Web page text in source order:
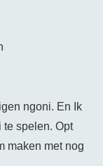
ngoni. En Ik
te spelen. Opt
maken met nog